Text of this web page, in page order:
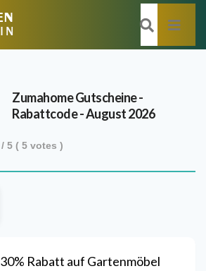
ZumahomeGutscheine -
Rabattcode - August 2026
/ 5 ( 5 votes )
30% Rabatt auf Gartenmöbel